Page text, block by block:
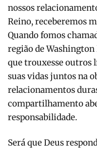
nossos
Reino, receberemos
Quando fomos
região de Washington
que trouxesse outros
suas vidas juntos na
relacionamentos
compartilhamento
responsabilidade.
Será que Deus